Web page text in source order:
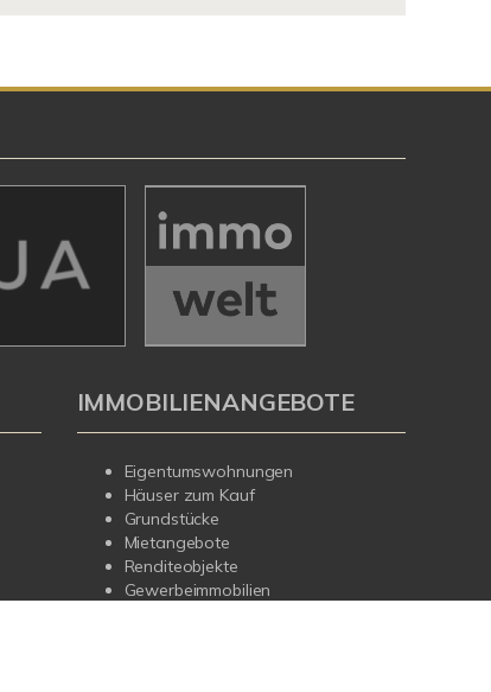
IMMOBILIENANGEBOTE
Eigentumswohnungen
Häuser zum Kauf
Grundstücke
Mietangebote
Renditeobjekte
Gewerbeimmobilien